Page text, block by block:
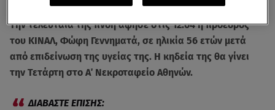
Την τελευταία της πνοή άφησε στις 12:04 η πρόεδρος
του ΚΙΝΑΛ, Φώφη Γεννηματά, σε ηλικία 56 ετών μετά
από επιδείνωση της υγείας της. Η κηδεία της θα γίνει
την Τετάρτη στο Α΄ Νεκροταφείο Αθηνών.